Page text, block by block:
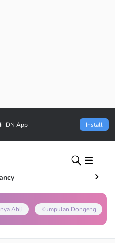
IDN App Install
Ahli Kumpulan Dongeng